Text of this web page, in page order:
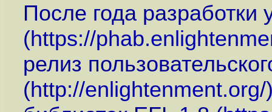
После года разработки
(https://
релиз
(http://enlightenment.org/